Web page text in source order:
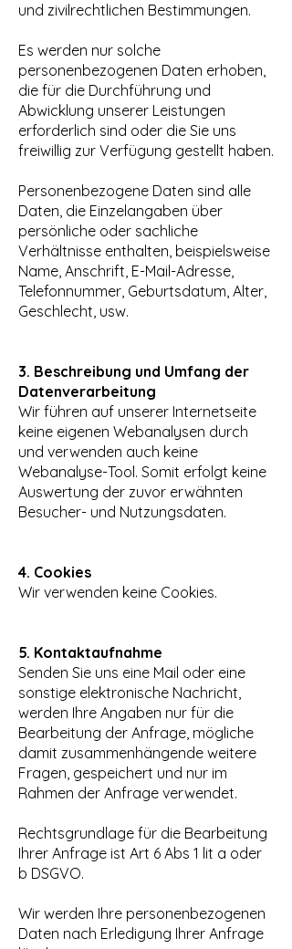
und zivilrechtlichen Bestimmungen.
Es werden nur solche
personenbezogenen Daten erhoben,
die für die Durchführung und
Abwicklung unserer Leistungen
erforderlich sind oder die Sie uns
freiwillig zur Verfügung gestellt haben.
Personenbezogene Daten sind alle
Daten, die Einzelangaben über
persönliche oder sachliche
Verhältnisse enthalten, beispielsweise
Name, Anschrift, E-Mail-Adresse,
Telefonnummer, Geburtsdatum, Alter,
Geschlecht, usw.
3. Beschreibung und Umfang der
Datenverarbeitung
Wir führen auf unserer Internetseite
keine eigenen Webanalysen durch
und verwenden auch keine
Webanalyse-Tool. Somit erfolgt keine
Auswertung der zuvor erwähnten
Besucher- und Nutzungsdaten.
4. Cookies
Wir verwenden keine Cookies.
5. Kontaktaufnahme
Senden Sie uns eine Mail oder eine
sonstige elektronische Nachricht,
werden Ihre Angaben nur für die
Bearbeitung der Anfrage, mögliche
damit zusammenhängende weitere
Fragen, gespeichert und nur im
Rahmen der Anfrage verwendet.
Rechtsgrundlage für die Bearbeitung
Ihrer Anfrage ist Art 6 Abs 1 lit a oder
b DSGVO.
Wir werden Ihre personenbezogenen
Daten nach Erledigung Ihrer Anfrage